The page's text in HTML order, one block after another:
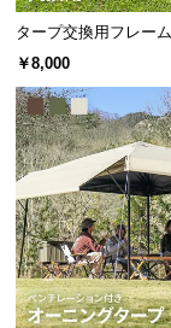
ャ
ン
セ
ル
に
つ
て
保
証
に
5cm間隔で高さ
先端ポールは5cm間
でき、タープに高低
高さ調節5cm間隔／
タープ交換用フレー
￥8,000